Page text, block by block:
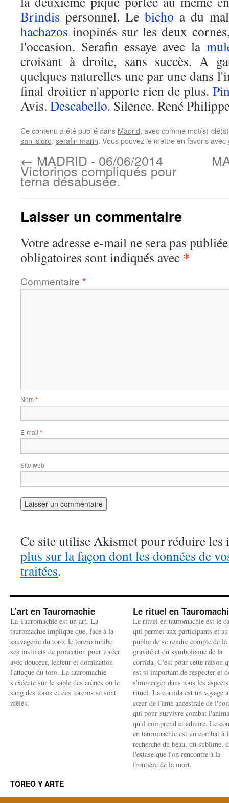
Brindis personnel. Le bicho a du
hachazos inopinés sur les deux
l'occasion. Serafin essaye avec la
croisant à droite, sans succès. A
quelques naturelles une par une dans
final droitier n'apporte rien de plus.
Avis. Descabello. Silence. René
Ce contenu a été publié dans Madrid, avec comme mot(s)-
san isidro, serafin marin. Vous pouvez le mettre en favoris avec
← MADRID - 06/06/2014
Victorinos compliqués pour
terna désabusée.
Laisser un commentaire
Votre adresse e-mail ne sera pas
obligatoires sont indiqués avec *
Commentaire *
Nom *
E-mail *
Site web
Ce site utilise Akismet pour réduire les
plus sur la façon dont les données de
traitées.
L’art en Tauromachie
La Tauromachie est un art. La
tauromachie implique que, face à la
sauvagerie du toro, le torero inhibe
ses instincts de protection pour toréer
avec douceur, lenteur et domination
l'attaque du toro. La tauromachie
s'exécute sur le sable des arènes où le
sang des toros et des toreros se sont
mêlés.
Le rituel en
Le rituel en tauromachie est le
qui permet aux participants et au
public de se rendre compte de la
gravité et du symbolisme de la
corrida. C'est pour cette raison
est si important de respecter et
s'immerger dans tous les
rituel. La corrida est un voyage
cœur de l'âme ancestrale de
qui pour survivre combat
qu'il comprend et admire. Le
en tauromachie est un combat à
recherche du beau, du sublime,
l'extase que l'on rencontre à la
frontière de la mort.
TOREO Y ARTE